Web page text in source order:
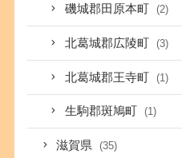
磯城郡田原本町 (2)
北葛城郡広陵町 (3)
北葛城郡王寺町 (1)
生駒郡斑鳩町 (1)
滋賀県 (35)